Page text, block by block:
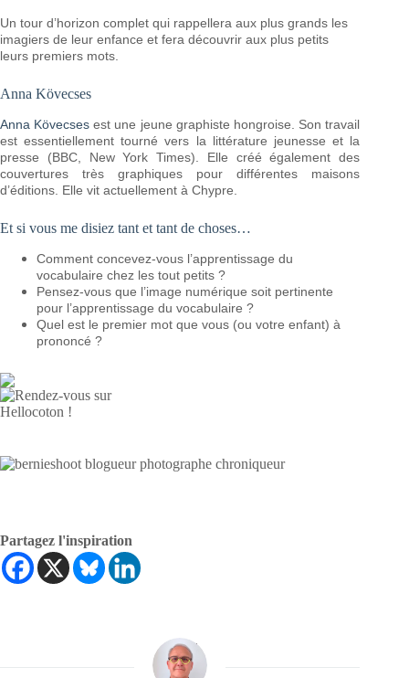
Un tour d’horizon complet qui rappellera aux plus grands les
imagiers de leur enfance et fera découvrir aux plus petits
leurs premiers mots.
Anna Kövecses
Anna Kövecses est une jeune graphiste hongroise. Son travail
est essentiellement tourné vers la littérature jeunesse et la
presse (BBC, New York Times). Elle créé également des
couvertures très graphiques pour différentes maisons
d’éditions. Elle vit actuellement à Chypre.
Et si vous me disiez tant et tant de choses…
Comment concevez-vous l’apprentissage du
vocabulaire chez les tout petits ?
Pensez-vous que l’image numérique soit pertinente
pour l’apprentissage du vocabulaire ?
Quel est le premier mot que vous (ou votre enfant) à
prononcé ?
Partagez l'inspiration